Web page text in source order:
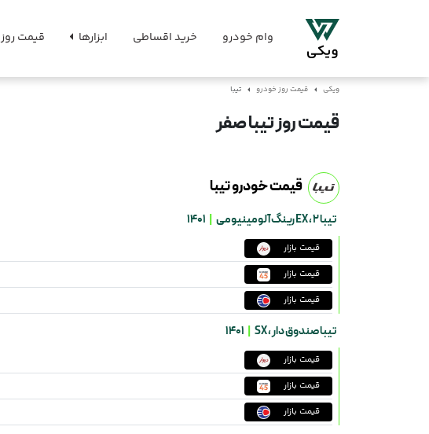
وام خودرو خرید اقساطی ابزارها قیمت روز
ویکی قیمت روز خودرو تیبا
قیمت روز تیبا صفر
قیمت خودرو تیبا
تیبا 2 ، EX رینگ آلومینیومی 1401
قیمت بازار
قیمت بازار
قیمت بازار
تیبا صندوق دار ،SX
1401
قیمت بازار
قیمت بازار
قیمت بازار